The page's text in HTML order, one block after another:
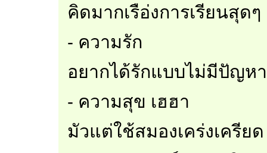
คิดมากเรือ่งการเรียนสุดๆ
- ความรัก
อยากได้รักแบบไม่มีปัญห
- ความสุข เฮฮา
มัวแต่ใช้สมองเคร่งเครีย